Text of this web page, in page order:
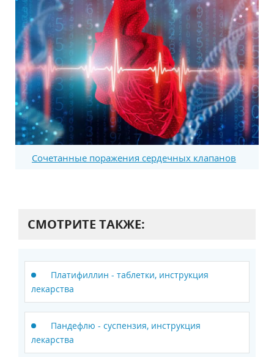
Сочетанные поражения сердечных клапанов
СМОТРИТЕ ТАКЖЕ:
Платифиллин - таблетки, инструкция
лекарства
Пандефлю - суспензия, инструкция
лекарства